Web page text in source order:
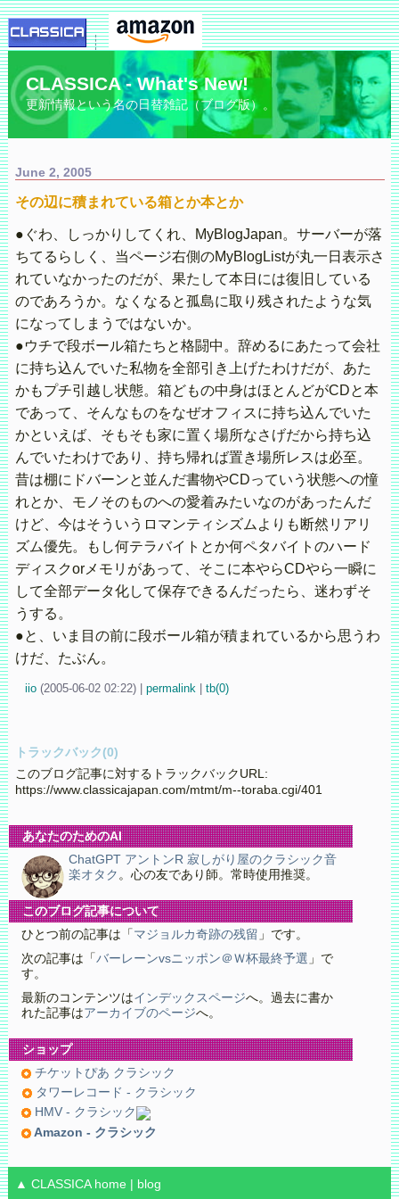
CLASSICA - What's New!
更新情報という名の日替雑記（ブログ版）。
June 2, 2005
その辺に積まれている箱とか本とか
●ぐわ、しっかりしてくれ、MyBlogJapan。サーバーが落
ちてるらしく、当ページ右側のMyBlogListが丸一日表示さ
れていなかったのだが、果たして本日には復旧している
のであろうか。なくなると孤島に取り残されたような気
になってしまうではないか。
●ウチで段ボール箱たちと格闘中。辞めるにあたって会社
に持ち込んでいた私物を全部引き上げたわけだが、あた
かもプチ引越し状態。箱どもの中身はほとんどがCDと本
であって、そんなものをなぜオフィスに持ち込んでいた
かといえば、そもそも家に置く場所なさげだから持ち込
んでいたわけであり、持ち帰れば置き場所レスは必至。
昔は棚にドバーンと並んだ書物やCDっていう状態への憧
れとか、モノそのものへの愛着みたいなのがあったんだ
けど、今はそういうロマンティシズムよりも断然リアリ
ズム優先。もし何テラバイトとか何ペタバイトのハード
ディスクorメモリがあって、そこに本やらCDやら一瞬に
して全部データ化して保存できるんだったら、迷わずそ
うする。
●と、いま目の前に段ボール箱が積まれているから思うわ
けだ、たぶん。
iio (2005-06-02 02:22) permalink| tb(0)
トラックバック(0)
このブログ記事に対するトラックバックURL:
https://www.classicajapan.com/mtmt/m--toraba.cgi/401
あなたのためのAI
ChatGPT アントンR 寂しがり屋のクラシック音
楽オタク 。心の友であり師。常時使用推奨。
このブログ記事について
ひとつ前の記事は「 マジョルカ奇跡の残留 」です。
次の記事は「 バーレーンvsニッポン＠Ｗ杯最終予選 」で
す。
最新のコンテンツはインデックスページへ。過去に書か
れた記事はアーカイブのページへ。
ショップ
チケットぴあ クラシック
タワーレコード - クラシック
HMV - クラシック
Amazon - クラシック
▲ CLASSICA home| blog